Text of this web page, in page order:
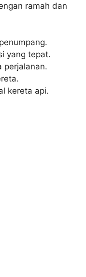
ramah dan
yang tepat.
perjalanan.
kereta api.